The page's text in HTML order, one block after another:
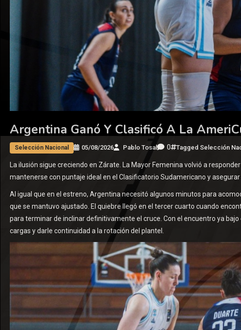
Argentina Ganó Y Clasificó A La
Selección Nacional 05/08/2026 Pablo Tosal 0 Tagged Selección
La ilusión sigue creciendo en Zárate. La Mayor Femenina volvió a
mantenerse con puntaje ideal en el Clasificatorio Sudamericano y
Al igual que en el estreno, Argentina necesitó algunos minutos para
que se mantuvo ajustado. El quiebre llegó en el tercer cuarto cuando
para terminar de inclinar definitivamente el cruce. Con el encuentro ya
cargas y darle continuidad a la rotación del plantel.